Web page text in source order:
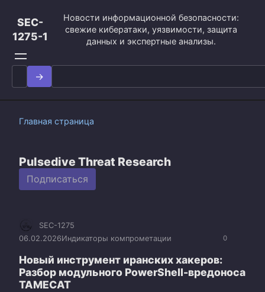
контенту
SEC-
1275-1
Новости информационной безопасности:
свежие кибератаки, уязвимости, защита
данных и экспертные анализы.
Search
for:
Главная страница
Pulsedive Threat Research
Подписаться
0
SEC-1275
06.02.2026Индикаторы компрометации
Новый инструмент иранских хакеров:
Разбор модульного PowerShell-вредоноса
TAMECAT